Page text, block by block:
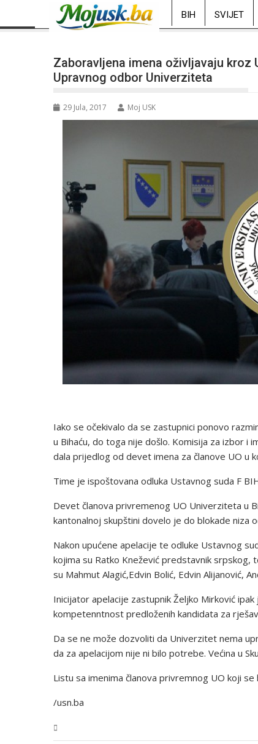
BIH SVIJET
Zaboravljena imena oživljavaju kroz
Upravnog odbor Univerziteta
29 Jula, 2017 Moj USK
Iako se očekivalo da se zastupnici ponovo
u Bihaću, do toga nije došlo. Komisija za izbor i
dala prijedlog od devet imena za članove UO u
Time je ispoštovana odluka Ustavnog suda F
Devet članova privremenog UO Univerziteta u
kantonalnoj skupštini dovelo je do blokade niza
Nakon upućene apelacije te odluke Ustavnog
kojima su Ratko Knežević predstavnik srpskog,
su Mahmut Alagić,Edvin Bolić, Edvin Alijanović,
Inicijator apelacije zastupnik Željko Mirković
kompetenntnost predloženih kandidata za
Da se ne može dozvoliti da Univerzitet nema
da za apelacijom nije ni bilo potrebe. Većina u
Listu sa imenima članova privremnog UO koji
/usn.ba